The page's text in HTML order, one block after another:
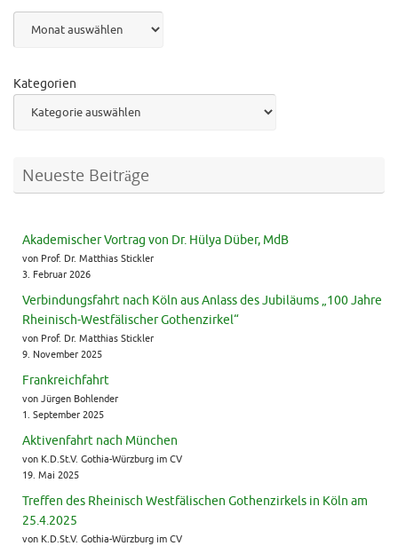
Kategorien
Neueste Beiträge
Akademischer Vortrag von Dr. Hülya Düber, MdB
von Prof. Dr. Matthias Stickler
3. Februar 2026
Verbindungsfahrt nach Köln aus Anlass des Jubiläums „100 Jahre
Rheinisch-Westfälischer Gothenzirkel“
von Prof. Dr. Matthias Stickler
9. November 2025
Frankreichfahrt
von Jürgen Bohlender
1. September 2025
Aktivenfahrt nach München
von K.D.St.V. Gothia-Würzburg im CV
19. Mai 2025
Treffen des Rheinisch Westfälischen Gothenzirkels in Köln am
25.4.2025
von K.D.St.V. Gothia-Würzburg im CV